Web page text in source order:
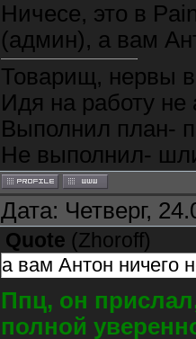
Ничесе, это в
(админ), а вам
Товарищ, нервы
Идя на работу не
Выполнил план-
Не выполнил-
Дата: Четверг,
Quote (Zhoroff)
а вам Антон ничего
Ппц, он
полной